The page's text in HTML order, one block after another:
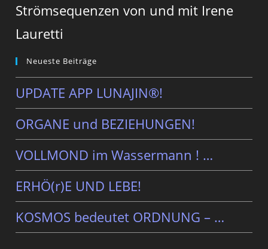
Strömsequenzen von und mit Irene
Lauretti
Neueste Beiträge
UPDATE APP LUNAJIN®!
ORGANE und BEZIEHUNGEN!
VOLLMOND im Wassermann ! …
ERHÖ(r)E UND LEBE!
KOSMOS bedeutet ORDNUNG – …